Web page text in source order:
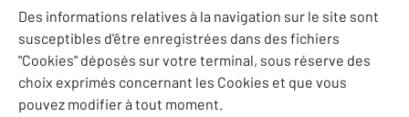
Des informations relatives à la navigation sur le site sont
susceptibles d'être enregistrées dans des fichiers
"Cookies" déposés sur votre terminal, sous réserve des
choix exprimés concernant les Cookies et que vous
pouvez modifier à tout moment.